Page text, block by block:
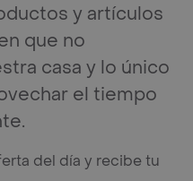
y artículos
que no
casa y lo único
el tiempo
del día y recibe tu